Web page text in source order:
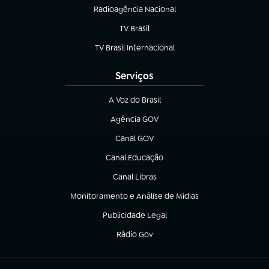
Radioagência Nacional
(abre em nova aba)
TV Brasil
(abre em nova aba)
TV Brasil Internacional
(abre em nova aba)
Serviços
A Voz do Brasil
(abre em nova aba)
Agência GOV
(abre em nova aba)
Canal GOV
(abre em nova aba)
Canal Educação
(abre em nova aba)
Canal Libras
(abre em nova aba)
Monitoramento e Análise de Mídias
(abre em nova aba)
Publicidade Legal
(abre em nova aba)
Rádio Gov
(abre em nova aba)